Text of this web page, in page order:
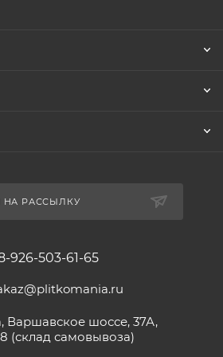
НА РАССЫЛКУ
926-503-61-65
Варшавское шоссе, 37А,
(склад самовывоза)